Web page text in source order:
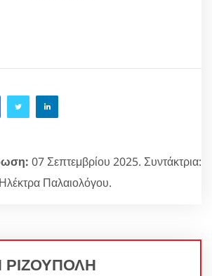
07 Σεπτεμβρίου 2025. Συντάκτρια:
Ηλέκτρα Παλαιολόγου.
ΡΙΖΟΥΠΟΛΗ